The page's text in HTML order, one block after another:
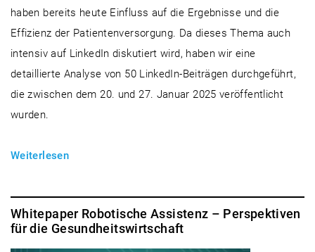
haben bereits heute Einfluss auf die Ergebnisse und die
Effizienz der Patientenversorgung. Da dieses Thema auch
intensiv auf LinkedIn diskutiert wird, haben wir eine
detaillierte Analyse von 50 LinkedIn-Beiträgen durchgeführt,
die zwischen dem 20. und 27. Januar 2025 veröffentlicht
wurden.
Weiterlesen
Whitepaper Robotische Assistenz – Perspektiven
für die Gesundheitswirtschaft